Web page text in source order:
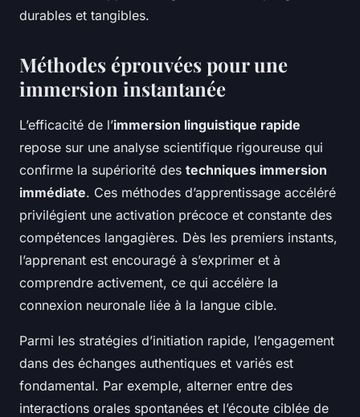
durables et tangibles.
Méthodes éprouvées pour une
immersion instantanée
L’efficacité de l’immersion linguistique rapide
repose sur une analyse scientifique rigoureuse qui
confirme la supériorité des techniques immersion
immédiate. Ces méthodes d’apprentissage accéléré
privilégient une activation précoce et constante des
compétences langagières. Dès les premiers instants,
l’apprenant est encouragé à s’exprimer et à
comprendre activement, ce qui accélère la
connexion neuronale liée à la langue cible.
Parmi les stratégies d’initiation rapide, l’engagement
dans des échanges authentiques et variés est
fondamental. Par exemple, alterner entre des
interactions orales spontanées et l’écoute ciblée de